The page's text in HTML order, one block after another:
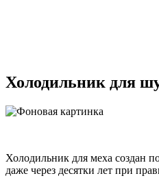
Холодильник для
Холодильник для меха создан
даже через десятки лет при